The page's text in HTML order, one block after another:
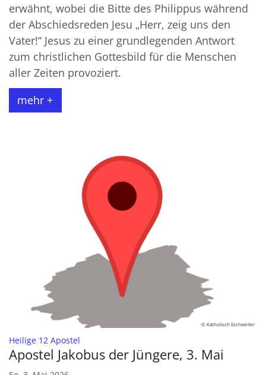
erwähnt, wobei die Bitte des Philippus während
der Abschiedsreden Jesu „Herr, zeig uns den
Vater!“ Jesus zu einer grundlegenden Antwort
zum christlichen Gottesbild für die Menschen
aller Zeiten provoziert.
mehr +
© Katholisch Eschweiler
Heilige 12 Apostel
Apostel Jakobus der Jüngere, 3. Mai